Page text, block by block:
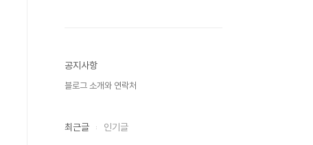
공지사항
블로그 소개와 연락처
최근글 인기글